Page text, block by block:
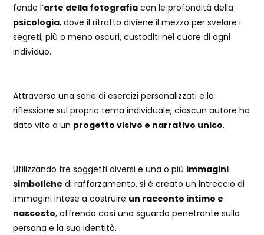
fonde l’arte della fotografia con le profondità della
psicologia, dove il ritratto diviene il mezzo per svelare i
segreti, più o meno oscuri, custoditi nel cuore di ogni
individuo.
Attraverso una serie di esercizi personalizzati e la
riflessione sul proprio tema individuale, ciascun autore ha
dato vita a un progetto visivo e narrativo unico.
Utilizzando tre soggetti diversi e una o più immagini
simboliche di rafforzamento, si è creato un intreccio di
immagini intese a costruire un racconto intimo e
nascosto, offrendo così uno sguardo penetrante sulla
persona e la sua identità.